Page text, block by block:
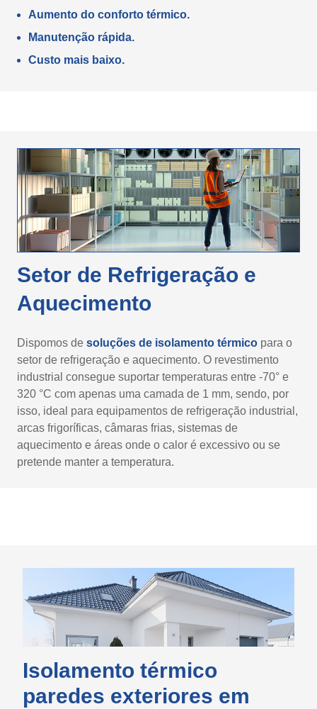
Aumento do conforto térmico.
Manutenção rápida.
Custo mais baixo.
Setor de Refrigeração e
Aquecimento
Dispomos de soluções de isolamento térmico para o
setor de refrigeração e aquecimento. O revestimento
industrial consegue suportar temperaturas entre -70° e
320 °C com apenas uma camada de 1 mm, sendo, por
isso, ideal para equipamentos de refrigeração industrial,
arcas frigoríficas, câmaras frias, sistemas de
aquecimento e áreas onde o calor é excessivo ou se
pretende manter a temperatura.
Isolamento térmico
paredes exteriores em